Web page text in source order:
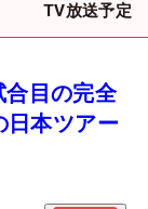
TV放送予定
合目の完全
本ツアー